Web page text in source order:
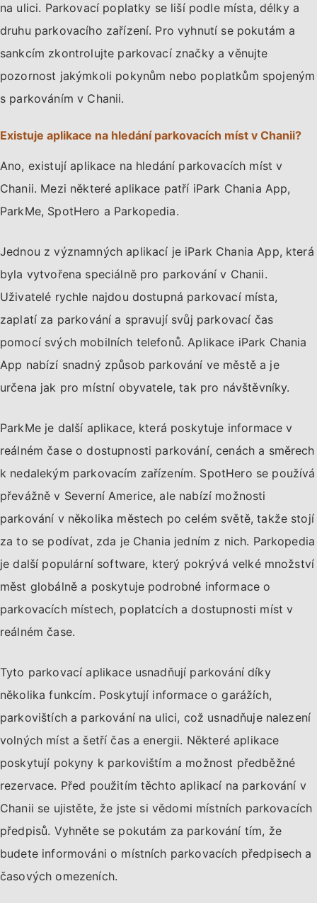
na ulici. Parkovací poplatky se liší podle místa, délky a
druhu parkovacího zařízení. Pro vyhnutí se pokutám a
sankcím zkontrolujte parkovací značky a věnujte
pozornost jakýmkoli pokynům nebo poplatkům spojeným
s parkováním v Chanii.
Existuje aplikace na hledání parkovacích míst v Chanii?
Ano, existují aplikace na hledání parkovacích míst v
Chanii. Mezi některé aplikace patří iPark Chania App,
ParkMe, SpotHero a Parkopedia.
Jednou z významných aplikací je iPark Chania App, která
byla vytvořena speciálně pro parkování v Chanii.
Uživatelé rychle najdou dostupná parkovací místa,
zaplatí za parkování a spravují svůj parkovací čas
pomocí svých mobilních telefonů. Aplikace iPark Chania
App nabízí snadný způsob parkování ve městě a je
určena jak pro místní obyvatele, tak pro návštěvníky.
ParkMe je další aplikace, která poskytuje informace v
reálném čase o dostupnosti parkování, cenách a směrech
k nedalekým parkovacím zařízením. SpotHero se používá
převážně v Severní Americe, ale nabízí možnosti
parkování v několika městech po celém světě, takže stojí
za to se podívat, zda je Chania jedním z nich. Parkopedia
je další populární software, který pokrývá velké množství
měst globálně a poskytuje podrobné informace o
parkovacích místech, poplatcích a dostupnosti míst v
reálném čase.
Tyto parkovací aplikace usnadňují parkování díky
několika funkcím. Poskytují informace o garážích,
parkovištích a parkování na ulici, což usnadňuje nalezení
volných míst a šetří čas a energii. Některé aplikace
poskytují pokyny k parkovištím a možnost předběžné
rezervace. Před použitím těchto aplikací na parkování v
Chanii se ujistěte, že jste si vědomi místních parkovacích
předpisů. Vyhněte se pokutám za parkování tím, že
budete informováni o místních parkovacích předpisech a
časových omezeních.